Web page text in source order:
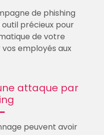
de phishing
précieux pour
de votre
employés aux
attaque par
peuvent avoir